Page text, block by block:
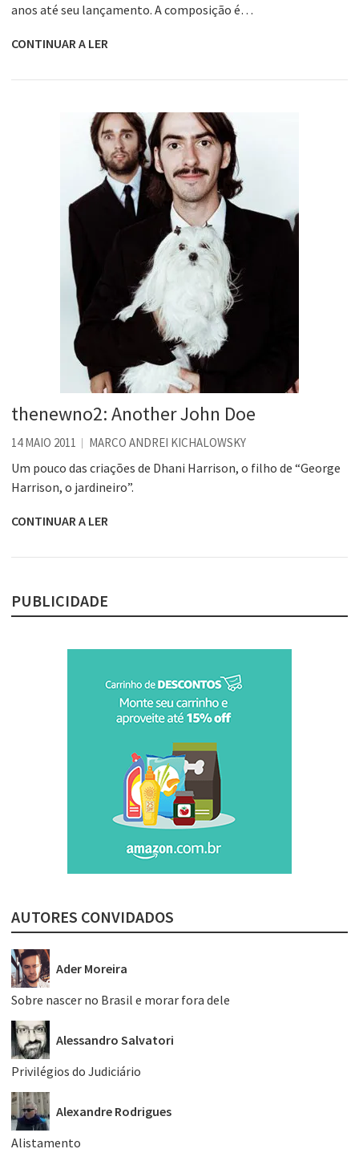
anos até seu lançamento. A composição é…
CONTINUAR A LER
thenewno2: Another John Doe
14 MAIO 2011 MARCO ANDREI KICHALOWSKY
Um pouco das criações de Dhani Harrison, o filho de “George
Harrison, o jardineiro”.
CONTINUAR A LER
PUBLICIDADE
AUTORES CONVIDADOS
Ader Moreira
Sobre nascer no Brasil e morar fora dele
Alessandro Salvatori
Privilégios do Judiciário
Alexandre Rodrigues
Alistamento